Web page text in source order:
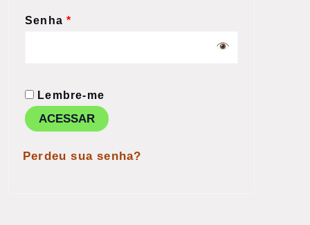
Senha*
Lembre-me
ACESSAR
Perdeu sua senha?